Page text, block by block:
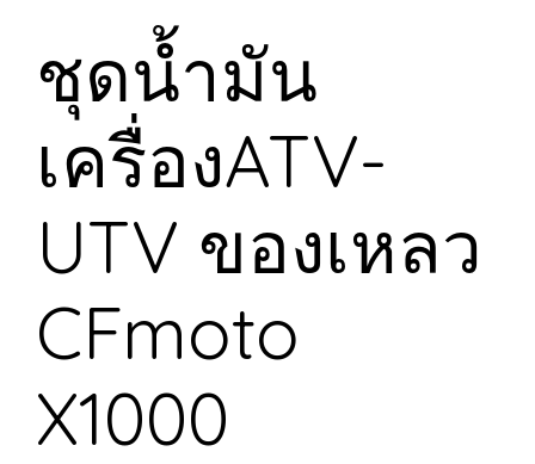
ชุดน้ำมัน
เครื่องATV-
UTV ของเหลว
CFmoto
X1000